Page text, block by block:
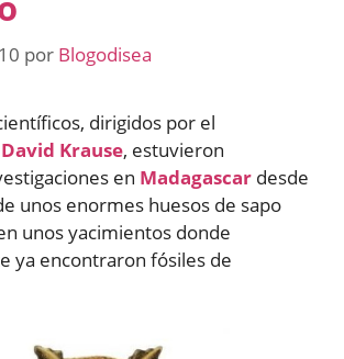
por Blogodisea
dirigidos por el
David Krause, estuvieron
en Madagascar desde
unos enormes huesos de sapo
unos yacimientos donde
ya encontraron fósiles de